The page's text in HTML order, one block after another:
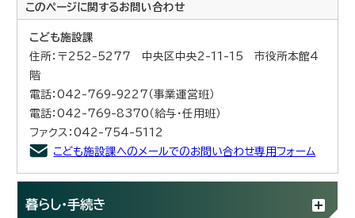
このページに関するお問い合わせ
こども施設課
住所：〒252-5277 中央区中央2-11-15 市役所本館4
階
電話：042-769-9227（事業運営班）
電話：042-769-8370（給与・任用班）
ファクス：042-754-5112
こども施設課へのメールでのお問い合わせ専用フォーム
暮らし・手続き